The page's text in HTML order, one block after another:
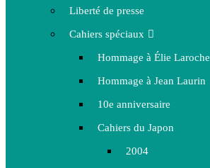
Liberté de presse
Cahiers spéciaux
Hommage à Élie Laroche
Hommage à Jean Laurin
10e anniversaire
Cahiers du Japon
2004